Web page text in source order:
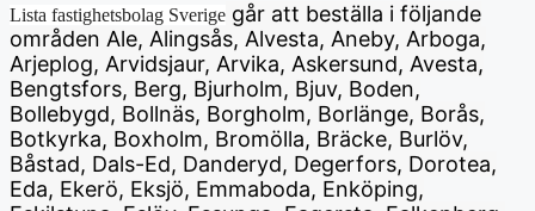
Lista fastighetsbolag Sverige går att beställa i följande
områden Ale, Alingsås, Alvesta, Aneby, Arboga,
Arjeplog, Arvidsjaur, Arvika, Askersund, Avesta,
Bengtsfors, Berg, Bjurholm, Bjuv, Boden,
Bollebygd, Bollnäs, Borgholm, Borlänge, Borås,
Botkyrka, Boxholm, Bromölla, Bräcke, Burlöv,
Båstad, Dals-Ed, Danderyd, Degerfors, Dorotea,
Eda, Ekerö, Eksjö, Emmaboda, Enköping,